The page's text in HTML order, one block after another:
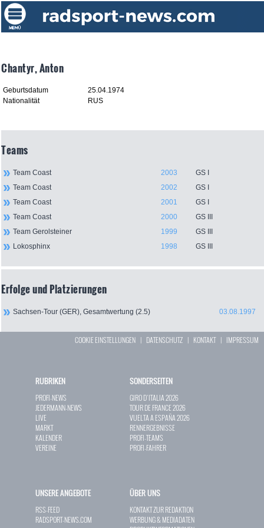
Chantyr, Anton
Geburtsdatum
25.04.1974
Nationalität
RUS
Teams
Team Coast 2003
GS I
Team Coast
2002
GS I
Team Coast
2001
GS I
Team Coast
2000
GS III
Team Gerolsteiner
1999
GS III
Lokosphinx
1998 GS III
Erfolge und Platzierungen
Sachsen-Tour (GER), Gesamtwertung (2.5) 03.08.1997
COOKIE EINSTELLUNGEN | DATENSCHUTZ | KONTAKT| IMPRESSUM
RUBRIKEN
PROFI-NEWS
JEDERMANN-NEWS
LIVE
MARKT
KALENDER
VEREINE
SONDERSEITEN
GIRO D`ITALIA 2026
TOUR DE FRANCE 2026
VUELTA A ESPAÑA 2026
RENNERGEBNISSE
PROFI-TEAMS
PROFI-FAHRER
UNSERE ANGEBOTE
RSS-FEED
RADSPORT-NEWS.COM
ÜBER UNS
KONTAKT ZUR REDAKTION
WERBUNG & MEDIADATEN